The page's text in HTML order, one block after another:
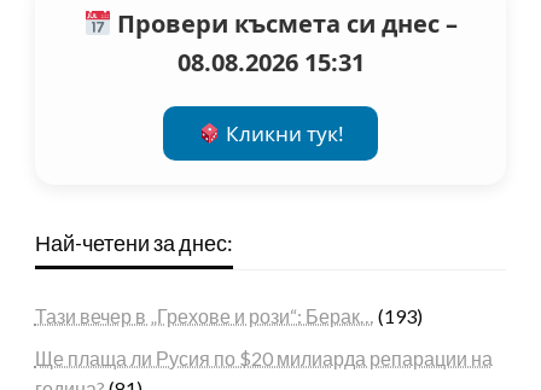
Провери късмета си днес –
08.08.2026 15:31
Кликни тук!
Най-четени за днес:
Тази вечер в „Грехове и рози“: Берак… (193)
Ще плаща ли Русия по $20 милиарда репарации на